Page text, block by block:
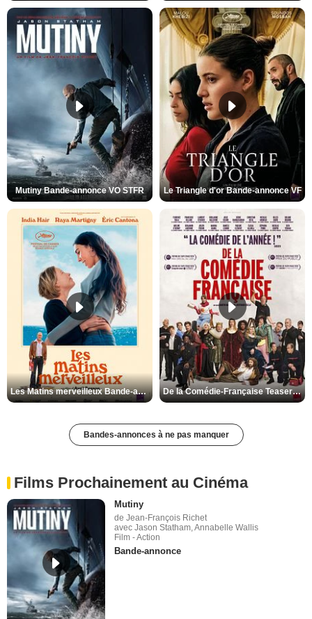
Mutiny Bande-annonce VO STFR Le Triangle d'or Bande-annonce VF
Les Matins merveilleux Bande-annonce VF De la Comédie-Française Teaser VF
Bandes-annonces à ne pas manquer
Films Prochainement au Cinéma
Mutiny
de Jean-François Richet
avec Jason Statham, Annabelle Wallis
Film - Action
Bande-annonce